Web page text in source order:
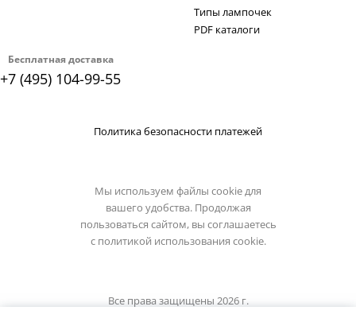
Бесплатная доставка
+7 (495) 104-99-55
Типы лампочек
PDF каталоги
Политика безопасности платежей
Мы используем файлы cookie для
вашего удобства. Продолжая
пользоваться сайтом, вы соглашаетесь
с политикой использования cookie.
Все права защищены 2026 г.